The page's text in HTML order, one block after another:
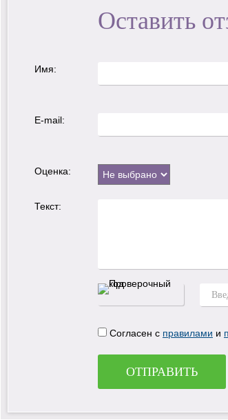
Оставить
Имя:
E-mail:
Оценка:
Текст:
Согласен с правилами и
ОТПРАВИТЬ